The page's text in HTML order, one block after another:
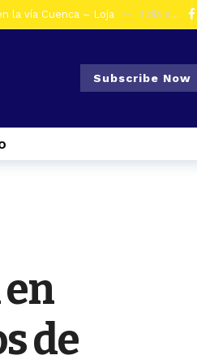
la vía Cuenca – Loja 1 día ago
2 días ago
Noticias para migrantes Ecuatorianos Cuatro ciudadanos vinculados a Los Águilas son detenidos en La Troncal por presunto tráfico de droga
el Fenómeno El Niño
Subscribe Now
de